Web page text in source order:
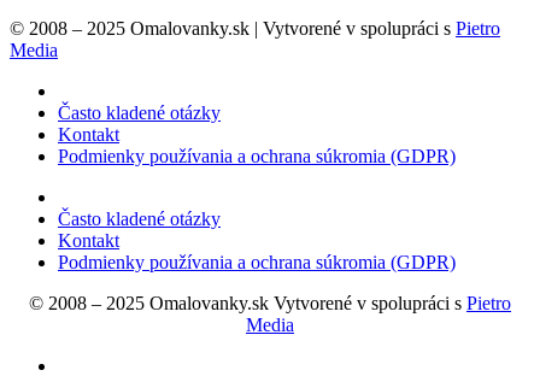
© 2008 – 2025 Omalovanky.sk | Vytvorené v spolupráci s Pietro
Media
Často kladené otázky
Kontakt
Podmienky používania a ochrana súkromia (GDPR)
Často kladené otázky
Kontakt
Podmienky používania a ochrana súkromia (GDPR)
© 2008 – 2025 Omalovanky.sk Vytvorené v spolupráci s Pietro
Media